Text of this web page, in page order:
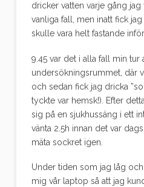
dricker vatten varje gång jag
vanliga fall, men inatt fick
skulle vara helt fastande
9.45 var det i alla fall min tur
undersökningsrummet, där
och sedan fick jag dricka
tyckte var hemsk!). Efter
sig på en sjukhussäng i ett
vänta 2.5h innan det var
mäta sockret igen.
Under tiden som jag låg
mig vår laptop så att jag